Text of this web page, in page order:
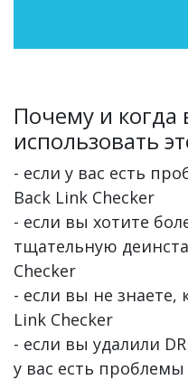
Почему и
использовать
- если у вас есть
Back Link Checker
- если вы хотите
тщательную
Checker
- если вы не знаете,
Link Checker
- если вы удалили
у вас есть проблемы